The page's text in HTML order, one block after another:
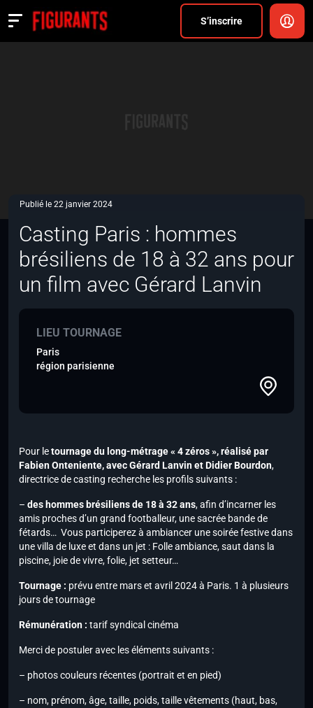
S’inscrire
Actualités
Publié le 22 janvier 2024
Casting Paris : hommes
brésiliens de 18 à 32 ans pour
un film avec Gérard Lanvin
LIEU TOURNAGE
Paris
région parisienne
Pour letournage du long-métrage « 4 zéros », réalisé par
Fabien Onteniente,avec Gérard Lanvin et Didier Bourdon,
directrice de casting recherche les profils suivants :
– des hommes brésiliens de 18 à 32 ans, afin d’incarner les
amis proches d’un grand footballeur, une sacrée bande de
fétards… Vous participerez à ambiancer une soirée festive dans
une villa de luxe et dans un jet : Folle ambiance, saut dans la
piscine, joie de vivre, folie, jet setteur…
Tournage : prévu entre mars et avril 2024 à Paris. 1 à plusieurs
jours de tournage
Rémunération : tarif syndical cinéma
Merci de postuler avec les éléments suivants :
– photos couleurs récentes (portrait et en pied)
– nom, prénom, âge, taille, poids, taille vêtements (haut, bas,